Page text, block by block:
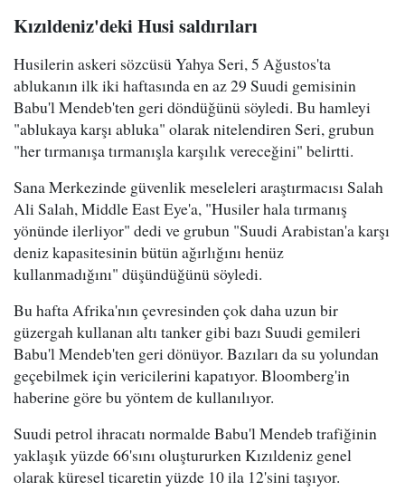
Kızıldeniz'deki Husi saldırıları
Husilerin askeri sözcüsü Yahya Seri, 5 Ağustos'ta
ablukanın ilk iki haftasında en az 29 Suudi gemisinin
Babu'l Mendeb'ten geri döndüğünü söyledi. Bu hamleyi
"ablukaya karşı abluka" olarak nitelendiren Seri, grubun
"her tırmanışa tırmanışla karşılık vereceğini" belirtti.
Sana Merkezinde güvenlik meseleleri araştırmacısı Salah
Ali Salah, Middle East Eye'a, "Husiler hala tırmanış
yönünde ilerliyor" dedi ve grubun "Suudi Arabistan'a karşı
deniz kapasitesinin bütün ağırlığını henüz
kullanmadığını" düşündüğünü söyledi.
Bu hafta Afrika'nın çevresinden çok daha uzun bir
güzergah kullanan altı tanker gibi bazı Suudi gemileri
Babu'l Mendeb'ten geri dönüyor. Bazıları da su yolundan
geçebilmek için vericilerini kapatıyor. Bloomberg'in
haberine göre bu yöntem de kullanılıyor.
Suudi petrol ihracatı normalde Babu'l Mendeb trafiğinin
yaklaşık yüzde 66'sını oluştururken Kızıldeniz genel
olarak küresel ticaretin yüzde 10 ila 12'sini taşıyor.